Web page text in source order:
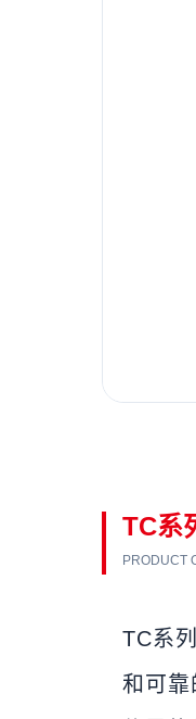
TC系
PRODUCT
TC系
和可靠